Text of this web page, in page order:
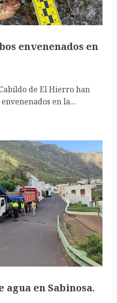
envenenados en
de El Hierro han
en la...
en Sabinosa.